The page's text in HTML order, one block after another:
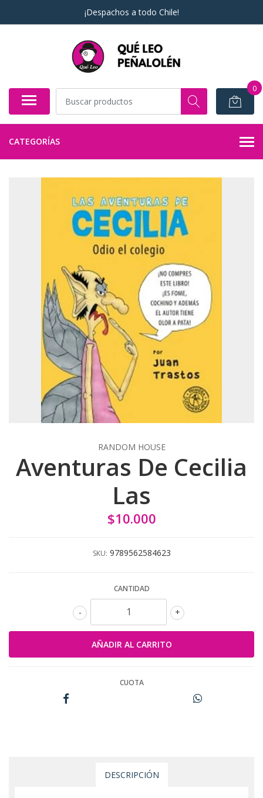
¡Despachos a todo Chile!
0
CATEGORÍAS
RANDOM HOUSE
Aventuras De Cecilia
Las
$10.000
SKU: 9789562584623
CANTIDAD
+
-
CUOTA
DESCRIPCIÓN